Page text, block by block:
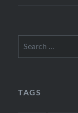
for:
TAGS